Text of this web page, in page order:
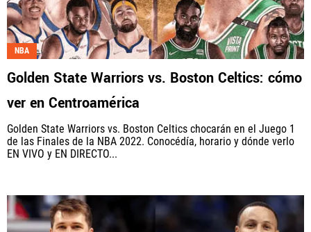
NBA
Golden State Warriors vs. Boston Celtics: cómo
ver en Centroamérica
Golden State Warriors vs. Boston Celtics chocarán en el Juego 1
de las Finales de la NBA 2022. Conocédía, horario y dónde verlo
EN VIVO y EN DIRECTO...